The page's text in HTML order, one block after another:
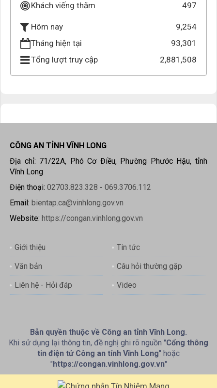
Khách viếng thăm
497
Hôm nay
9,254
Tháng hiện tại
93,301
Tổng lượt truy cập
2,881,508
CÔNG AN TỈNH VĨNH LONG
Địa chỉ: 71/22A, Phó Cơ Điều, Phường Phước Hậu, tỉnh
Vĩnh Long
Điện thoại: 02703.823.328 - 069.3706.112
Email: bientap.ca@vinhlong.gov.vn
Website: https://congan.vinhlong.gov.vn
Giới thiệu Tin tức
Văn bản Câu hỏi thường gặp
Liên hệ - Hỏi đáp Video
Bản quyền thuộc về Công an tỉnh Vĩnh Long.
Khi sử dụng lại thông tin, đề nghị ghi rõ nguồn "Cổng thông
tin điện tử Công an tỉnh Vĩnh Long" hoặc
"https://congan.vinhlong.gov.vn"